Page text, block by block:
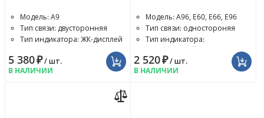
Модель: A9
Тип связи: двусторонняя
Тип индикатора: ЖК-дисплей
5 380₽/ шт.
В НАЛИЧИИ
Модель: A96, E60, E66, E96
Тип связи: одностороняя
Тип индикатора:
светодиодный
2 520₽/ шт.
В НАЛИЧИИ